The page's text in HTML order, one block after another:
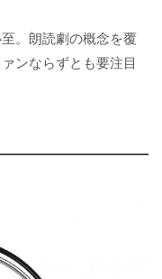
。朗読劇の概念を覆
ンならずとも要注目